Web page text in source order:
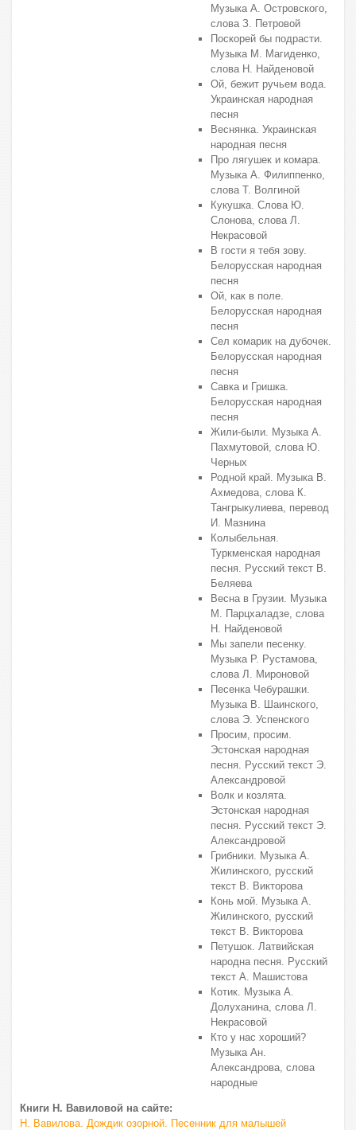
Музыка А. Островского,
слова З. Петровой
Поскорей бы подрасти.
Музыка М. Магиденко,
слова Н. Найденовой
Ой, бежит ручьем вода.
Украинская народная
песня
Веснянка. Украинская
народная песня
Про лягушек и комара.
Музыка А. Филиппенко,
слова Т. Волгиной
Кукушка. Слова Ю.
Слонова, слова Л.
Некрасовой
В гости я тебя зову.
Белорусская народная
песня
Ой, как в поле.
Белорусская народная
песня
Сел комарик на дубочек.
Белорусская народная
песня
Савка и Гришка.
Белорусская народная
песня
Жили-были. Музыка А.
Пахмутовой, слова Ю.
Черных
Родной край. Музыка В.
Ахмедова, слова К.
Тангрыкулиева, перевод
И. Мазнина
Колыбельная.
Туркменская народная
песня. Русский текст В.
Беляева
Весна в Грузии. Музыка
М. Парцхаладзе, слова
Н. Найденовой
Мы запели песенку.
Музыка Р. Рустамова,
слова Л. Мироновой
Песенка Чебурашки.
Музыка В. Шаинского,
слова Э. Успенского
Просим, просим.
Эстонская народная
песня. Русский текст Э.
Александровой
Волк и козлята.
Эстонская народная
песня. Русский текст Э.
Александровой
Грибники. Музыка А.
Жилинского, русский
текст В. Викторова
Конь мой. Музыка А.
Жилинского, русский
текст В. Викторова
Петушок. Латвийская
народна песня. Русский
текст А. Машистова
Котик. Музыка А.
Долуханина, слова Л.
Некрасовой
Кто у нас хороший?
Музыка Ан.
Александрова, слова
народные
Книги Н. Вавиловой на сайте:
Н. Вавилова. Дождик озорной. Песенник для малышей